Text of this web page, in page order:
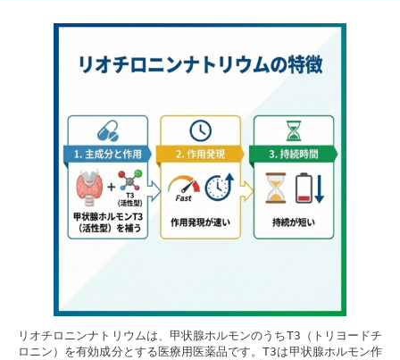
リオチロニンナトリウムは、甲状腺ホルモンのうちT3（トリヨードチ
ロニン）を有効成分とする医療用医薬品です。T3は甲状腺ホルモン作